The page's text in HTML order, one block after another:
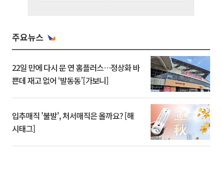
주요뉴스
22일 만에 다시 문 연 홈플러스…정상화 바
쁜데 재고 없어 ‘발동동’[가보니]
입추매직 '불발', 처서매직은 올까요? [해
시태그]